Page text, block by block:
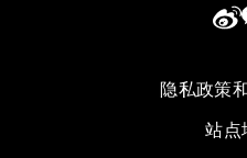
隐私政策
站点